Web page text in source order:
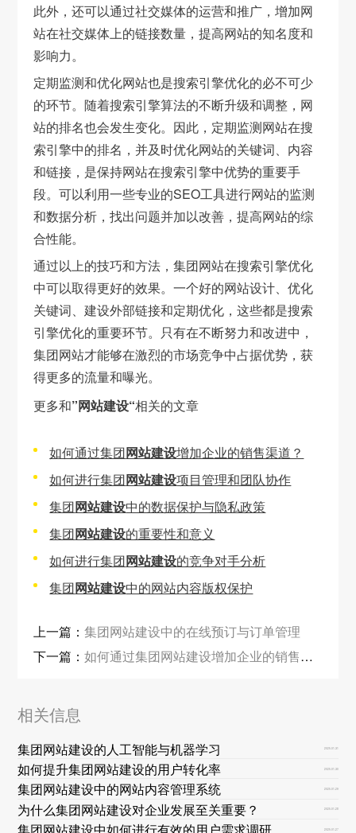
此外，还可以通过社交媒体的运营和推广，增加网
站在社交媒体上的链接数量，提高网站的知名度和
影响力。
定期监测和优化网站也是搜索引擎优化的必不可少
的环节。随着搜索引擎算法的不断升级和调整，网
站的排名也会发生变化。因此，定期监测网站在搜
索引擎中的排名，并及时优化网站的关键词、内容
和链接，是保持网站在搜索引擎中优势的重要手
段。可以利用一些专业的SEO工具进行网站的监测
和数据分析，找出问题并加以改善，提高网站的综
合性能。
通过以上的技巧和方法，集团网站在搜索引擎优化
中可以取得更好的效果。一个好的网站设计、优化
关键词、建设外部链接和定期优化，这些都是搜索
引擎优化的重要环节。只有在不断努力和改进中，
集团网站才能够在激烈的市场竞争中占据优势，获
得更多的流量和曝光。
更多和”网站建设“相关的文章
如何通过集团网站建设增加企业的销售渠道？
如何进行集团网站建设项目管理和团队协作
集团网站建设中的数据保护与隐私政策
集团网站建设的重要性和意义
如何进行集团网站建设的竞争对手分析
集团网站建设中的网站内容版权保护
上一篇：集团网站建设中的在线预订与订单管理
下一篇：如何通过集团网站建设增加企业的销售渠道？
相关信息
集团网站建设的人工智能与机器学习 2025-01-31
如何提升集团网站建设的用户转化率 2025-01-30
集团网站建设中的网站内容管理系统 2025-01-29
为什么集团网站建设对企业发展至关重要？ 2025-01-28
集团网站建设中如何进行有效的用户需求调研 2025-01-27